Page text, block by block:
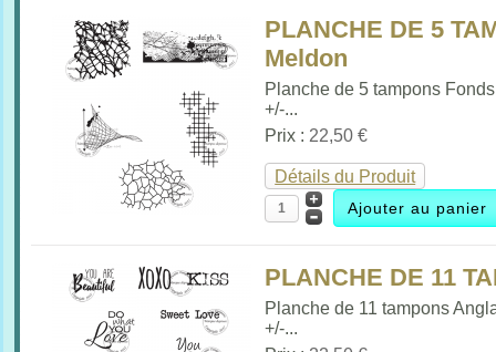
PLANCHE DE 5
Meldon
Planche de 5 tampons Fonds
+/-...
Prix : 22,50 €
Détails du Produit
PLANCHE DE 11
Planche de 11 tampons
+/-...